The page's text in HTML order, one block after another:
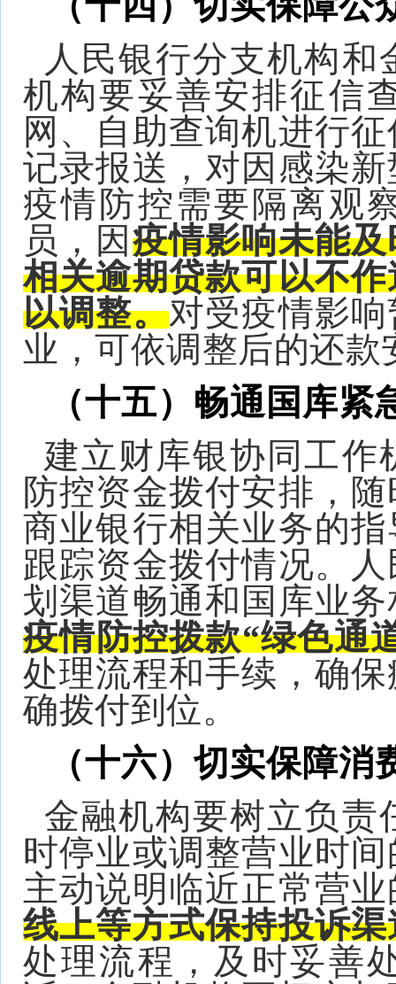
人民银行分支机构
机构要妥善安排征信
网、自助查询机进行
记录报送，对因感染
疫情防控需要隔离观
员，因 疫情影响未能
相关逾期贷款可以不
以调整。对受疫情影
业，可依调整后的还
（十五）畅通国库紧
建立财库银协同工作
防控资金拨付安排，
商业银行相关业务的
跟踪资金拨付情况。
划渠道畅通和国库业
疫情防控拨款“绿色通
处理流程和手续，确
确拨付到位。
（十六）切实保障
金融机构要树立负责
时停业或调整营业时
主动说明临近正常营
线上等方式保持投诉
处理流程，及时妥善